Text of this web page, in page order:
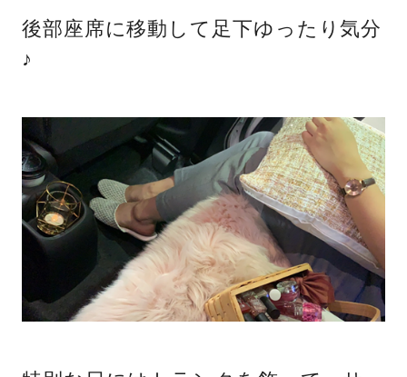
後部座席に移動して足下ゆったり気分
♪